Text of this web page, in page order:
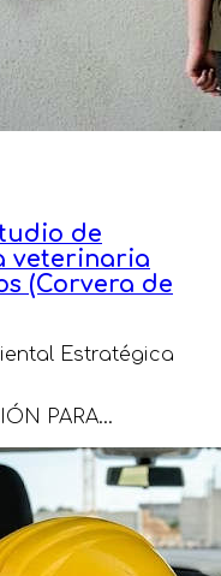
veterinaria
(Corvera de
Estratégica
PARA...